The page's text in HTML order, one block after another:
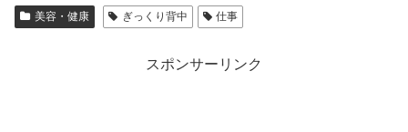
美容・健康 ぎっくり背中 仕事
スポンサーリンク